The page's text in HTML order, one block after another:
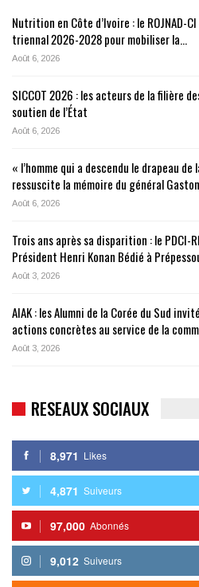
Nutrition en Côte d’Ivoire : le ROJNAD-
triennal 2026-2028 pour mobiliser la…
Août 6, 2026
SICCOT 2026 : les acteurs de la filière
soutien de l’État
Août 6, 2026
« l’homme qui a descendu le drapeau
ressuscite la mémoire du général
Août 6, 2026
Trois ans après sa disparition : le PDCI-
Président Henri Konan Bédié à
Août 3, 2026
AIAK : les Alumni de la Corée du Sud
actions concrètes au service de la
Août 3, 2026
RESEAUX SOCIAUX
8,971 Likes
4,871 Suiveurs
97,000 Abonnés
9,012 Suiveurs